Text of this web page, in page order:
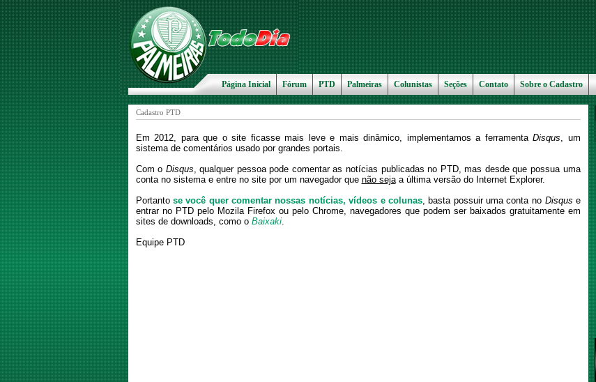
Página Inicial Fórum PTD Palmeiras Colunistas Seções Contato Sobre o Cadastro
Cadastro PTD
Em 2012, para que o site ficasse mais leve e mais dinâmico, implementamos a ferramenta Disqus, um
sistema de comentários usado por grandes portais.
Com o Disqus, qualquer pessoa pode comentar as notícias publicadas no PTD, mas desde que possua uma
conta no sistema e entre no site por um navegador que não sejaa última versão do Internet Explorer.
Portanto se você quer comentar nossas notícias, vídeos e colunas, basta possuir uma conta no Disqus e
entrar no PTD pelo Mozila Firefox ou pelo Chrome, navegadores que podem ser baixados gratuitamente em
sites de downloads, como o Baixaki.
Equipe PTD